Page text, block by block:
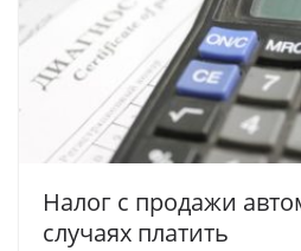
Налог с продажи
случаях платить